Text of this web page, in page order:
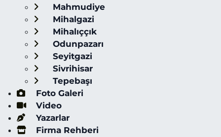
Mahmudiye
Mihalgazi
Mihalıççık
Odunpazarı
Seyitgazi
Sivrihisar
Tepebaşı
Foto Galeri
Video
Yazarlar
Firma Rehberi